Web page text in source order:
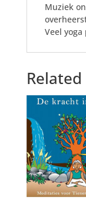
Muziek
Veel